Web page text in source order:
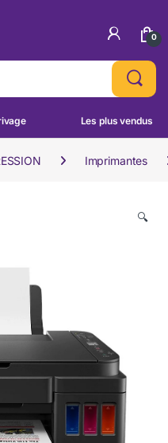
0
Les plus vendus
Imprimantes
🔍